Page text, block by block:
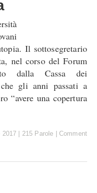
Il sottosegretario
nel corso del Forum
dalla Cassa dei
gli anni passati a
“avere una copertura
2017 215 Parole Comment